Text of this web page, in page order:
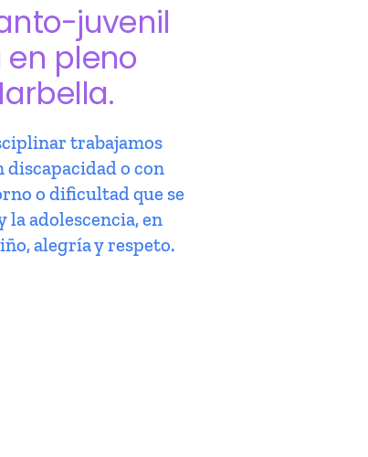
juvenil
pleno
trabajamos
discapacidad o con
o dificultad que se
la adolescencia, en
alegría y respeto.